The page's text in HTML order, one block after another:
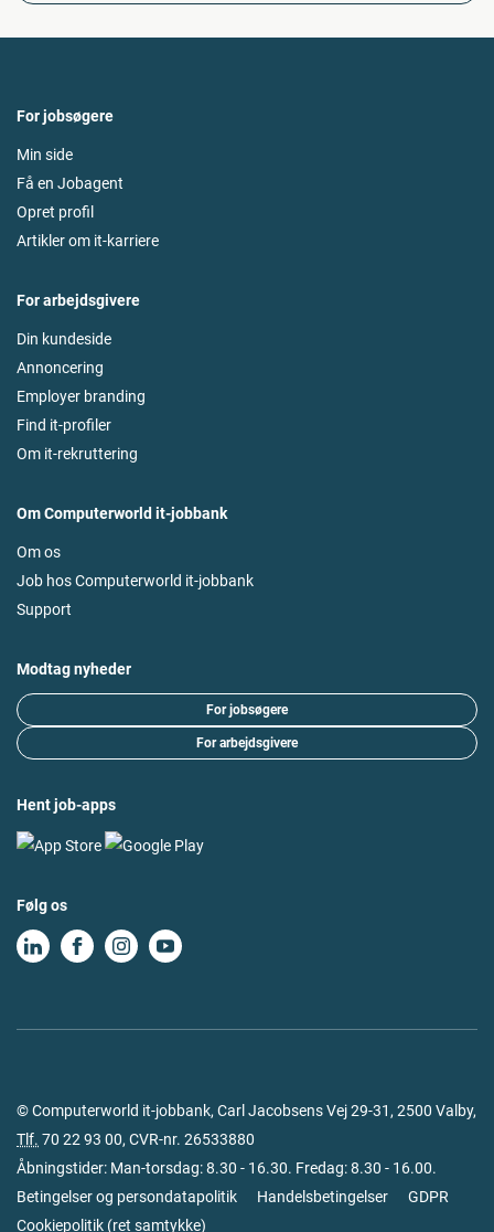
For jobsøgere
Min side
Få en Jobagent
Opret profil
Artikler om it-karriere
For arbejdsgivere
Din kundeside
Annoncering
Employer branding
Find it-profiler
Om it-rekruttering
Om Computerworld it-jobbank
Om os
Job hos Computerworld it-jobbank
Support
Modtag nyheder
For jobsøgere
For arbejdsgivere
Hent job-apps
Følg os
© Computerworld it-jobbank, Carl Jacobsens Vej 29-31, 2500 Valby,
Tlf. 70 22 93 00, CVR-nr. 26533880
Åbningstider: Man-torsdag: 8.30 - 16.30. Fredag: 8.30 - 16.00.
Betingelser og persondatapolitik
Handelsbetingelser
GDPR
Cookiepolitik (ret samtykke)